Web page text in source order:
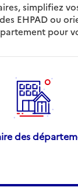
simplifiez
EHPAD ou
pour
des